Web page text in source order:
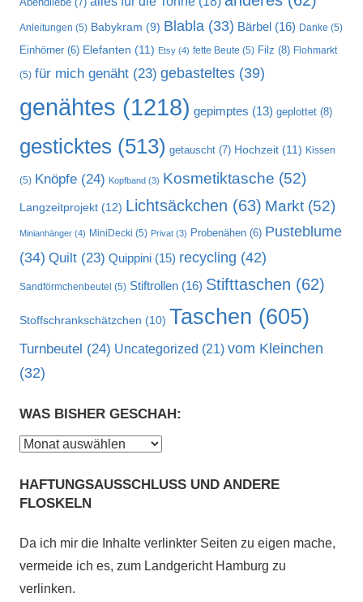
Anleitungen (5) Babykram (9) Blabla (33) Bärbel (16) Danke (5)
Einhörner (6) Elefanten (11) Etsy (4) fette Beute (5) Filz (8) Flohmarkt
(5) für mich genäht (23) gebasteltes (39)
genähtes (1218) gepimptes (13) geplottet (8)
gesticktes (513) getauscht (7) Hochzeit (11) Kissen
(5) Knöpfe (24) Kopfband (3) Kosmetiktasche (52)
Langzeitprojekt (12) Lichtsäckchen (63) Markt (52)
Minianhänger (4) MiniDecki (5) Privat (3) Probenähen (6) Pusteblume
(34) Quilt (23) Quippini (15) recycling (42)
Sandförmchenbeutel (5) Stiftrollen (16) Stifttaschen (62)
Stoffschrankschätzchen (10) Taschen (605)
Turnbeutel (24) Uncategorized (21) vom Kleinchen
(32)
WAS BISHER GESCHAH:
Was
geschah:
HAFTUNGSAUSSCHLUSS UND ANDERE
FLOSKELN
Da ich mir die Inhalte verlinkter Seiten zu eigen mache,
vermeide ich es, zum Landgericht Hamburg zu
verlinken.